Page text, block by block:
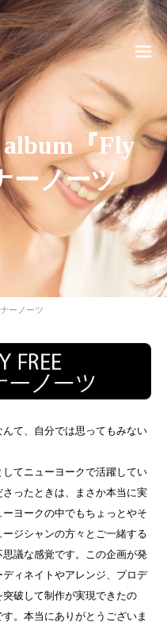
album『Fly
ーノーツ
ーノーツ
んて、自分では思ってもみない
てニューヨークで活躍してい
ったときは、まさか本当に実
ヨークの中でもちょっとやそ
ジシャンの⽅々とご⼀緒する
議な感覚です。この企画が発
ィネイトやアレンジ、プロデ
破して制作が実現できたの
。本当にありがとうございま